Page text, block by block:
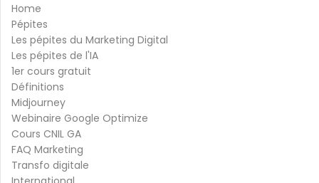
Home
Pépites
Les pépites du Marketing Digital
Les pépites de l'IA
1er cours gratuit
Définitions
Midjourney
Webinaire Google Optimize
Cours CNIL GA
FAQ Marketing
Transfo digitale